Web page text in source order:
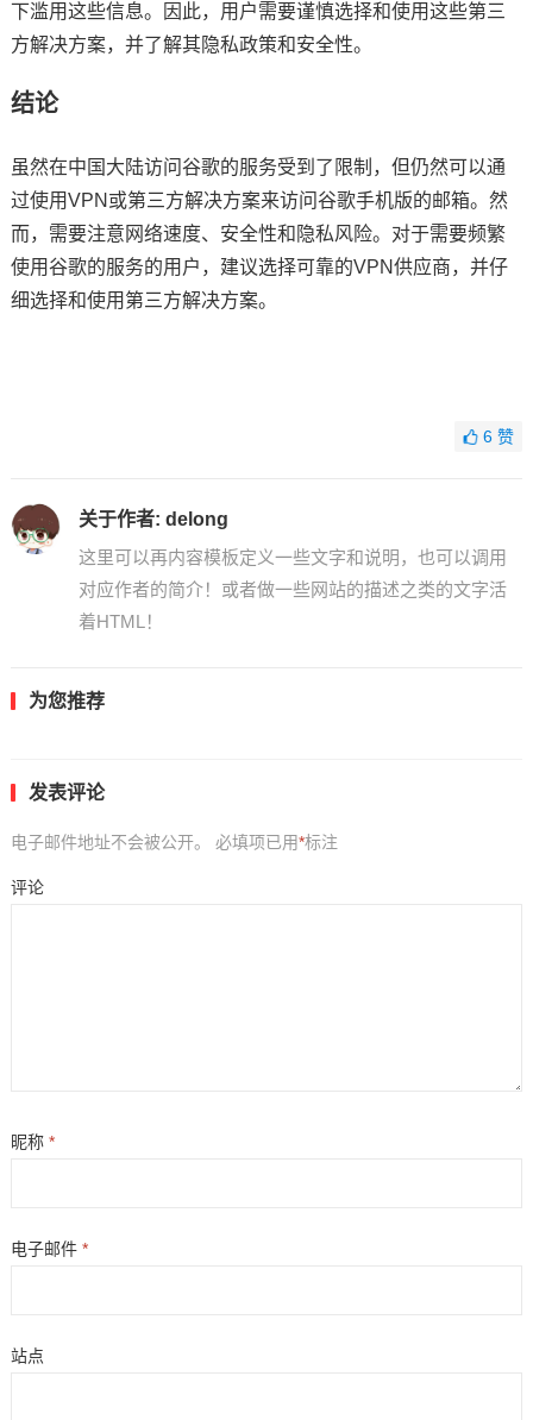
下滥用这些信息。因此，用户需要谨慎选择和使用这些第三
方解决方案，并了解其隐私政策和安全性。
结论
虽然在中国大陆访问谷歌的服务受到了限制，但仍然可以通
过使用VPN或第三方解决方案来访问谷歌手机版的邮箱。然
而，需要注意网络速度、安全性和隐私风险。对于需要频繁
使用谷歌的服务的用户，建议选择可靠的VPN供应商，并仔
细选择和使用第三方解决方案。
6赞
关于作者: delong
这里可以再内容模板定义一些文字和说明，也可以调用
对应作者的简介！或者做一些网站的描述之类的文字活
着HTML！
为您推荐
发表评论
电子邮件地址不会被公开。 必填项已用*标注
评论
昵称 *
电子邮件 *
站点